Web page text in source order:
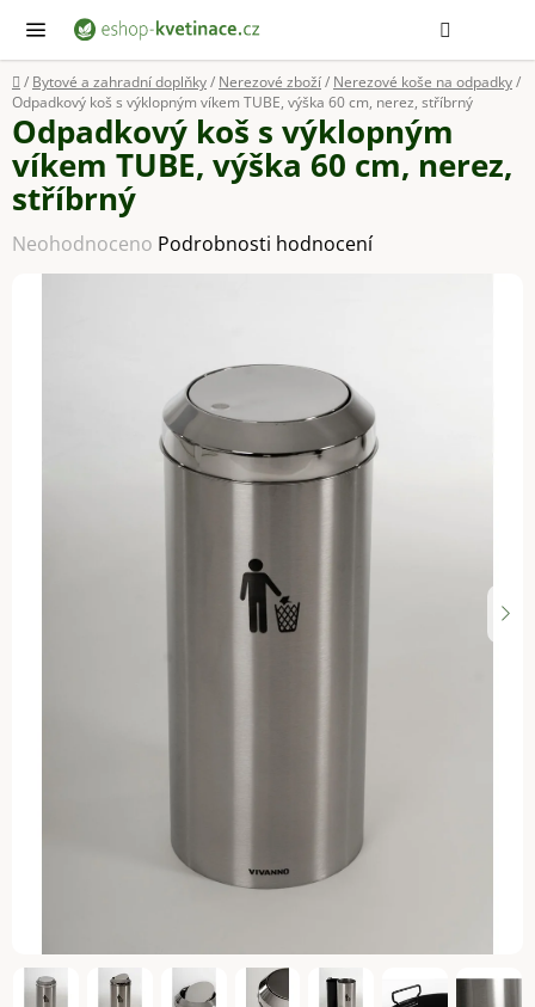
obsah
Domů
/ Bytové a zahradní doplňky/ Nerezové zboží/ Nerezové koše na odpadky/
Odpadkový koš s výklopným víkem TUBE, výška 60 cm, nerez, stříbrný
Odpadkový koš s výklopným
víkem TUBE, výška 60 cm, nerez,
stříbrný
Průměrné
hodnocení
Neohodnoceno Podrobnosti hodnocení